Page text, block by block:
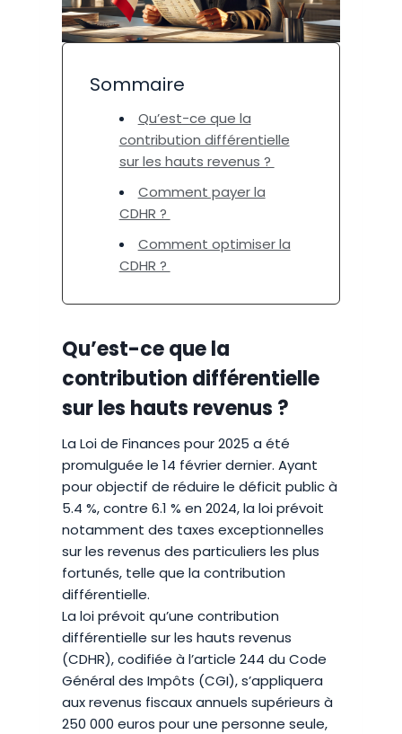
Sommaire
Qu’est-ce que la
contribution différentielle
sur les hauts revenus ?
Comment payer la
CDHR ?
Comment optimiser la
CDHR ?
Qu’est-ce que la
contribution différentielle
sur les hauts revenus ?
La Loi de Finances pour 2025 a été
promulguée le 14 février dernier. Ayant
pour objectif de réduire le déficit public à
5.4 %, contre 6.1 % en 2024, la loi prévoit
notamment des taxes exceptionnelles
sur les revenus des particuliers les plus
fortunés, telle que la contribution
différentielle.
La loi prévoit qu’une contribution
différentielle sur les hauts revenus
(CDHR), codifiée à l’article 244 du Code
Général des Impôts (CGI), s’appliquera
aux revenus fiscaux annuels supérieurs à
250 000 euros pour une personne seule,